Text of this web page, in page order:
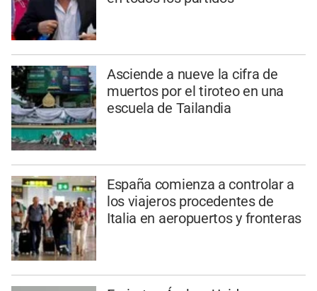
Asciende a nueve la cifra de
muertos por el tiroteo en una
escuela de Tailandia
España comienza a controlar a
los viajeros procedentes de
Italia en aeropuertos y fronteras